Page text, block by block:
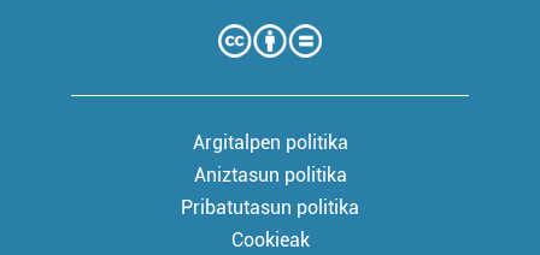
Argitalpen politika
Aniztasun politika
Pribatutasun politika
Cookieak